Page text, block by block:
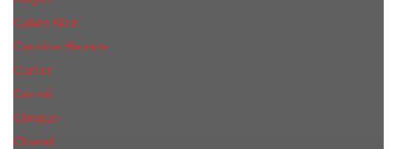
Calvin Klein
Carolina Herrera
Cartier
Cerruti
Сliniquе
Chanel